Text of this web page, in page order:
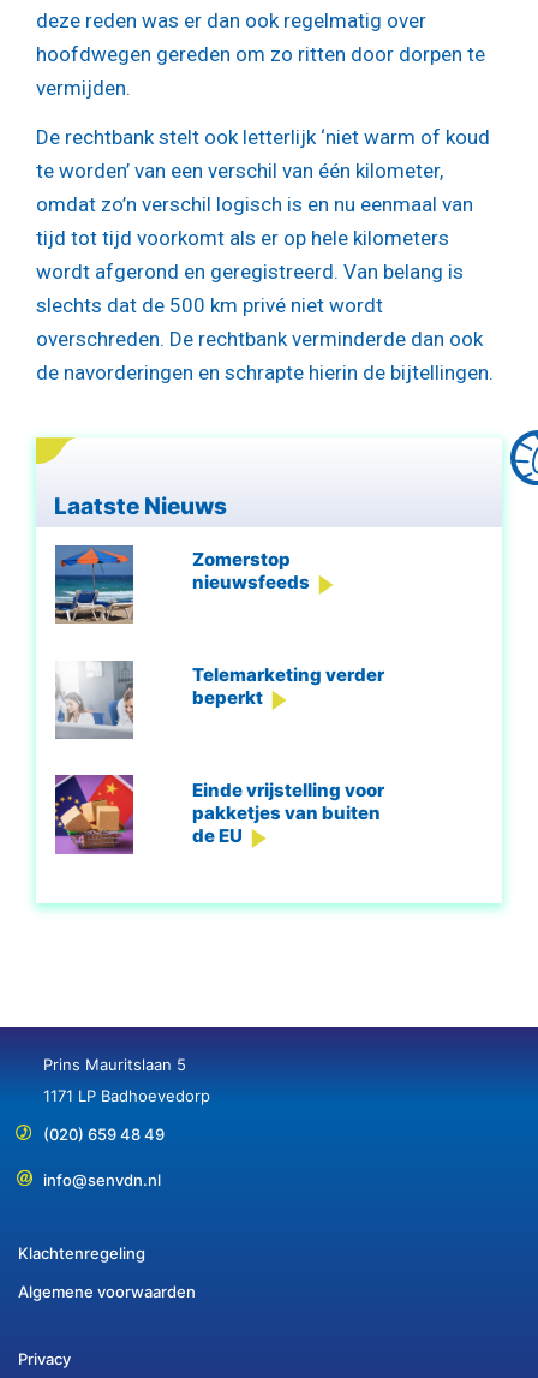
deze reden was er dan ook regelmatig over
hoofdwegen gereden om zo ritten door dorpen te
vermijden.
De rechtbank stelt ook letterlijk ‘niet warm of koud
te worden’ van een verschil van één kilometer,
omdat zo’n verschil logisch is en nu eenmaal van
tijd tot tijd voorkomt als er op hele kilometers
wordt afgerond en geregistreerd. Van belang is
slechts dat de 500 km privé niet wordt
overschreden. De rechtbank verminderde dan ook
de navorderingen en schrapte hierin de bijtellingen.
Laatste Nieuws
Zomerstop
nieuwsfeeds
Telemarketing verder
beperkt
Einde vrijstelling voor
pakketjes van buiten
de EU
Prins Mauritslaan 5
1171 LP Badhoevedorp
(020) 659 48 49
info@senvdn.nl
Klachtenregeling
Algemene voorwaarden
Privacy